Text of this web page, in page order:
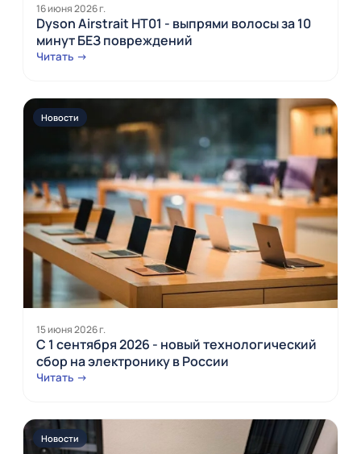
16 июня 2026 г.
Dyson Airstrait HT01 - выпрями волосы за 10
минут БЕЗ повреждений
Читать →
Новости
15 июня 2026 г.
С 1 сентября 2026 - новый технологический
сбор на электронику в России
Читать →
Новости